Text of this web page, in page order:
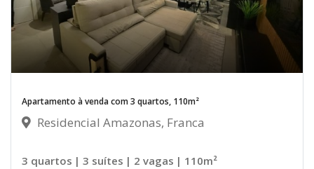
Apartamento à venda com 3 quartos, 110m²
Residencial Amazonas, Franca
3 quartos | 3 suítes | 2 vagas | 110m²